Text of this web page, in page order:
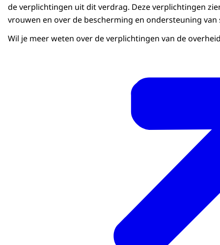
de verplichtingen uit dit verdrag. Deze verplichtingen
vrouwen en over de bescherming en ondersteuning
Wil je meer weten over de verplichtingen van de